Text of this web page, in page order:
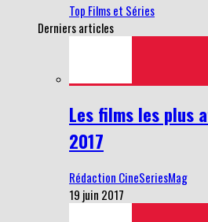
Top Films et Séries
Derniers articles
Les films les plus
2017
Rédaction CineSeriesMag
19 juin 2017